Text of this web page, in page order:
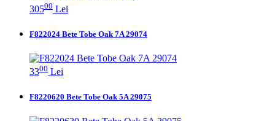
30500 Lei
F822024 Bete Tobe Oak 7A 29074
3300 Lei
F8220620 Bete Tobe Oak 5A 29075